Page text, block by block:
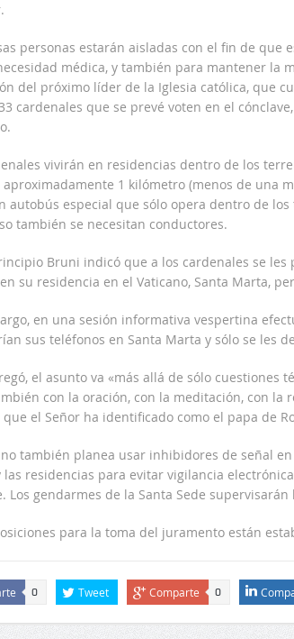
personas estarán aisladas con el fin de que
médica, y también para mantener la
del próximo líder de la Iglesia católica, que
cardenales que se prevé voten en el
vivirán en residencias dentro de los
1 kilómetro (menos de una
autobús especial que sólo opera dentro de
también se necesitan conductores.
Bruni indicó que a los cardenales se
su residencia en el Vaticano, Santa Marta,
en una sesión informativa vespertina
sus teléfonos en Santa Marta y sólo se les
el asunto va «más allá de sólo cuestiones
con la oración, con la meditación, con la
el Señor ha identificado como el papa de
también planea usar inhibidores de señal
las residencias para evitar vigilancia
Los gendarmes de la Santa Sede
para la toma del juramento están
0 Tweet Comparte 0